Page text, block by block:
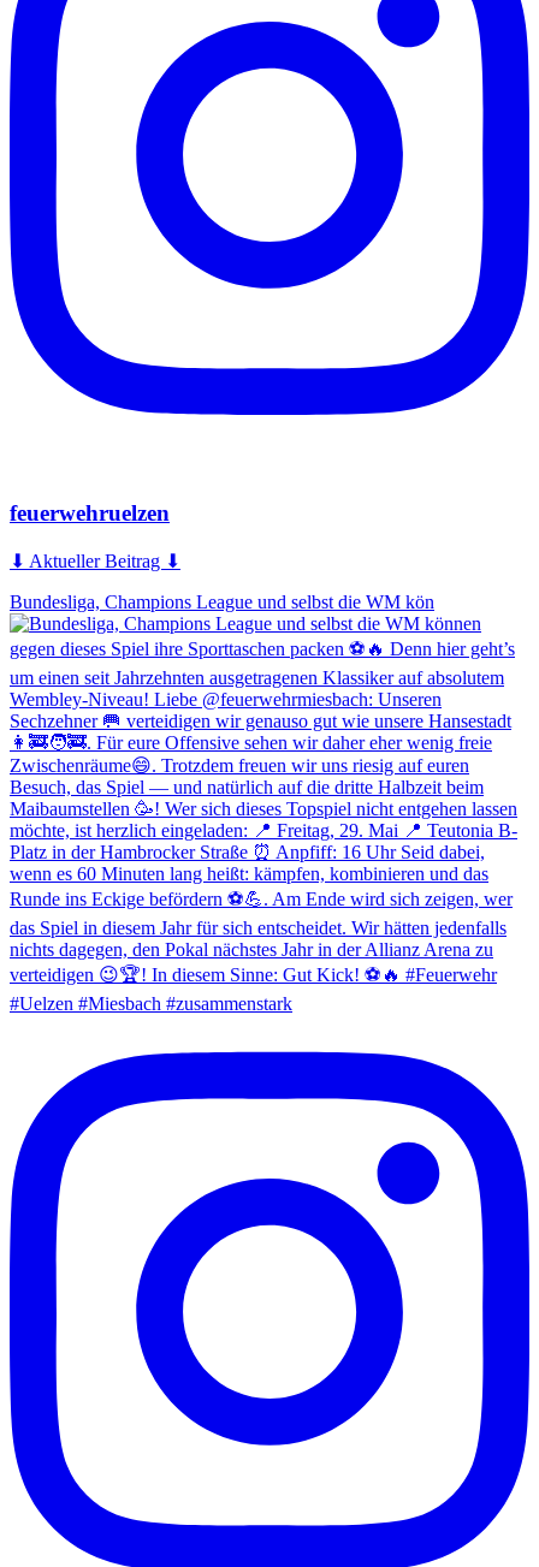
feuerwehruelzen
⬇ Aktueller Beitrag ⬇
Bundesliga, Champions League und selbst die WM kön